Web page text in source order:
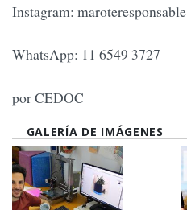
Instagram: maroteresponsable
WhatsApp: 11 6549 3727
por CEDOC
GALERÍA DE IMÁGENES